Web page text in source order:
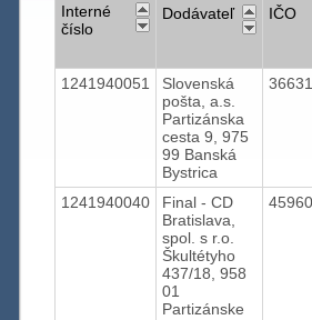
Interné
číslo
Dodávateľ IČO
1241940051
Slovenská
pošta, a.s.
Partizánska
cesta 9, 975
99 Banská
Bystrica
1241940040
Final - CD
Bratislava,
spol. s r.o.
Škultétyho
437/18, 958
01
Partizánske